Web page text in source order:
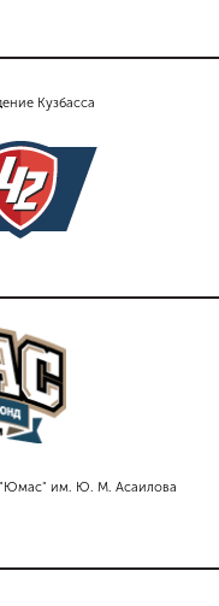
Кузбасса
"Юмас" им. Ю. М. Асаилова